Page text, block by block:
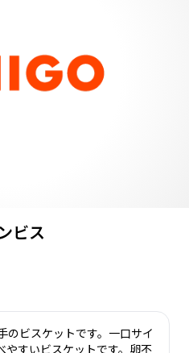
ビス
のビスケットです。一口サイ
やすいビスケットです。卵不